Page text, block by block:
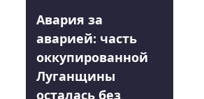
Авария за
аварией: часть
оккупированной
Луганщины
осталась без